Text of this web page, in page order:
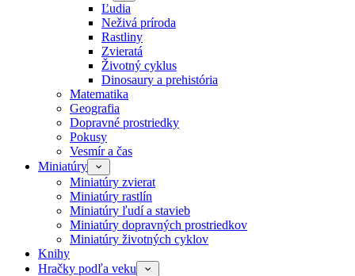
Ľudia
Neživá príroda
Rastliny
Zvieratá
Životný cyklus
Dinosaury a prehistória
Matematika
Geografia
Dopravné prostriedky
Pokusy
Vesmír a čas
Miniatúry
Miniatúry zvierat
Miniatúry rastlín
Miniatúry ľudí a stavieb
Miniatúry dopravných prostriedkov
Miniatúry životných cyklov
Knihy
Hračky podľa veku